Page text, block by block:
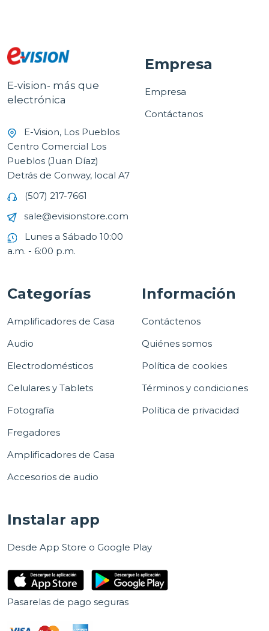
E-vision- más que
electrónica
E-Vision, Los Pueblos
Centro Comercial Los
Pueblos (Juan Díaz)
Detrás de Conway, local A7
(507) 217-7661
sale@evisionstore.com
Lunes a Sábado 10:00
a.m. - 6:00 p.m.
Empresa
Empresa
Contáctanos
Categorías
Amplificadores de Casa
Audio
Electrodomésticos
Celulares y Tablets
Fotografía
Fregadores
Amplificadores de Casa
Accesorios de audio
Información
Contáctenos
Quiénes somos
Política de cookies
Términos y condiciones
Política de privacidad
Instalar app
Desde App Store o Google Play
Pasarelas de pago seguras